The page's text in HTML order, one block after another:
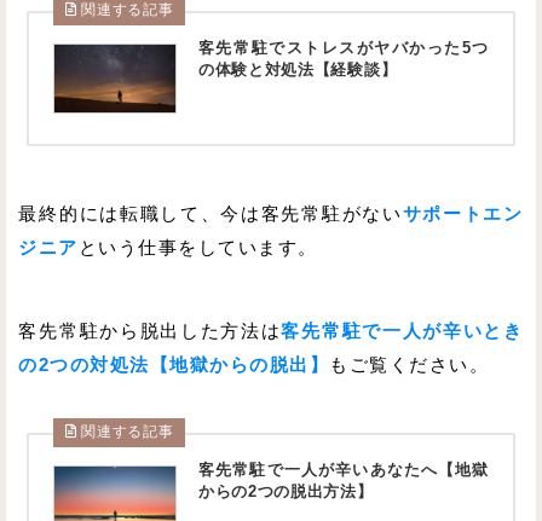
関連する記事
客先常駐でストレスがヤバかった5つ
の体験と対処法【経験談】
最終的には転職して、今は客先常駐がないサポートエン
ジニア という仕事をしています。
客先常駐から脱出した方法は客先常駐で一人が辛いとき
の2つの対処法【地獄からの脱出】
もご覧ください。
関連する記事
客先常駐で一人が辛いあなたへ【地獄
からの2つの脱出方法】